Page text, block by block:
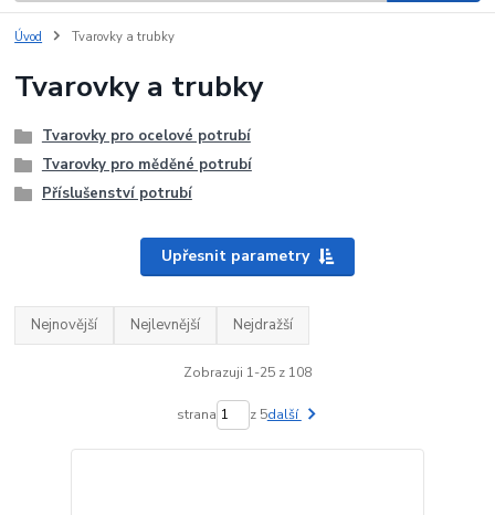
Úvod Tvarovky a trubky
Tvarovky a trubky
Tvarovky pro ocelové potrubí
Tvarovky pro měděné potrubí
Příslušenství potrubí
Upřesnit parametry
Nejnovější Nejlevnější Nejdražší
Zobrazuji 1-25 z 108
strana z 5další